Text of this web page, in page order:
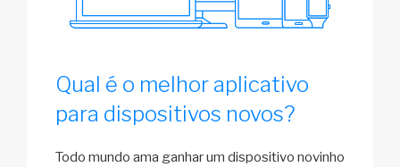
Qual é o melhor aplicativo
para dispositivos novos?
Todo mundo ama ganhar um dispositivo novinho